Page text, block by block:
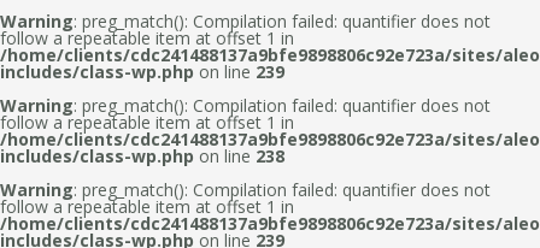
Warning: preg_match(): Compilation failed: quantifier does not
follow a repeatable item at offset 1 in
/home/clients/cdc241488137a9bfe9898806c92e723a/sites/
includes/class-wp.php on line 239
Warning: preg_match(): Compilation failed: quantifier does not
follow a repeatable item at offset 1 in
/home/clients/cdc241488137a9bfe9898806c92e723a/sites/
includes/class-wp.php on line 238
Warning: preg_match(): Compilation failed: quantifier does not
follow a repeatable item at offset 1 in
/home/clients/cdc241488137a9bfe9898806c92e723a/sites/
includes/class-wp.php on line 239